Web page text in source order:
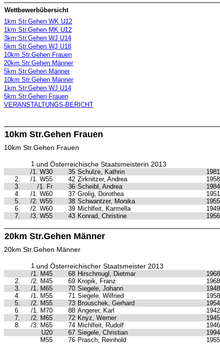
Wettbewerbübersicht
1km Str.Gehen WK U12
1km Str.Gehen MK U12
3km Str.Gehen WJ U14
5km Str.Gehen WJ U18
10km Str.Gehen Frauen
20km Str.Gehen Männer
5km Str.Gehen Männer
10km Str.Gehen Männer
1km Str.Gehen WJ U14
5km Str.Gehen Frauen
VERANSTALTUNGS-BERICHT
10km Str.Gehen Frauen
10km Str.Gehen Frauen
1.und Österreichische Staatsmeisterin 2013
/1. W30 35 Schulze, Kathrin
1981
2.
/1. W55 42 Zirknitzer, Andrea
1958
3.
/1. Fr 36 Scheibl, Andrea
1984
4.
/1. W60 37 Grolig, Dorothea
1951
5.
/2. W55 38 Schwantzer, Monika
1955
6.
/2. W60 39 Michlfeit, Karmella
1949
7.
/3. W55 43 Konrad, Christine 1956
20km Str.Gehen Männer
20km Str.Gehen Männer
1.und Österreichischer Staatsmeister 2013
/1. M45 68 Hirschmugl, Dietmar
1968
2.
/2. M45 69 Kropik, Franz
1968
3.
/1. M65 70 Siegele, Johann
1948
4.
/1. M55 71 Siegele, Wilfried
1958
5.
/2. M55 73 Brouschek, Gerhard
1954
6.
/1. M70 88 Angerer, Karl
1942
7.
/2. M65 72 Knyz, Werner
1945
8.
/3. M65 74 Michlfeit, Rudolf
1946
U20
67 Siegele, Christian
1994
M55
76 Prasch, Reinhold 1955